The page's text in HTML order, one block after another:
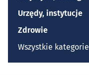
Urzędy, instytucje
Zdrowie
Wszystkie kategorie